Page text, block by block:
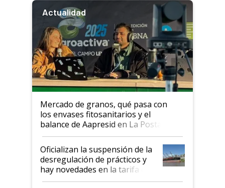
Actualidad
Mercado de granos, qué pasa con
los envases fitosanitarios y el
balance de Aapresid en La Posta
Oficializan la suspensión de la
desregulación de prácticos y
hay novedades en la tarifa de
la hidrovía